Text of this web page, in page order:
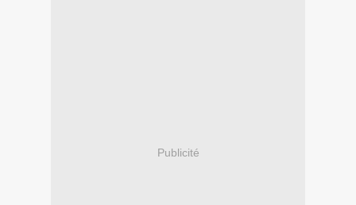
Publicité